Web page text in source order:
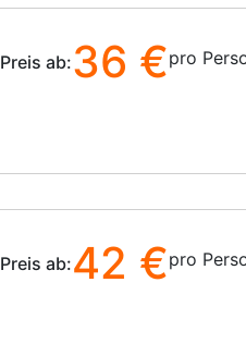
Preis ab:36 €pro
Preis ab:42 €pro